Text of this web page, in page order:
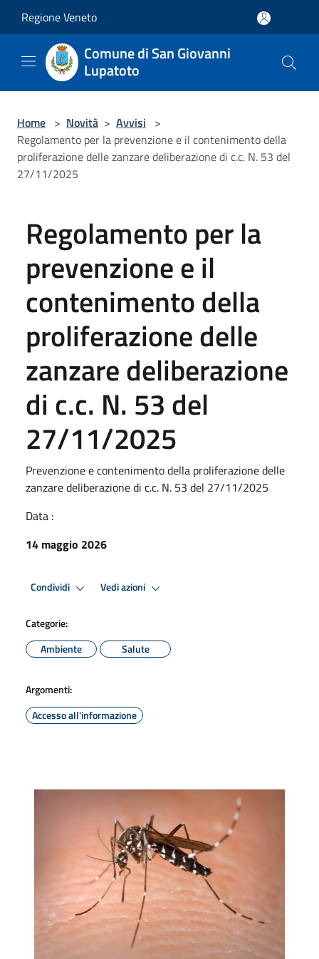
Regione Veneto
Comune di San Giovanni
Lupatoto
Home > Novità > Avvisi >
Regolamento per la prevenzione e il contenimento della
proliferazione delle zanzare deliberazione di c.c. N. 53 del
27/11/2025
Regolamento per la
prevenzione e il
contenimento della
proliferazione delle
zanzare deliberazione
di c.c. N. 53 del
27/11/2025
Prevenzione e contenimento della proliferazione delle
zanzare deliberazione di c.c. N. 53 del 27/11/2025
Data :
14 maggio 2026
Condividi Vedi azioni
Categorie:
Ambiente
Salute
Argomenti:
Accesso all'informazione